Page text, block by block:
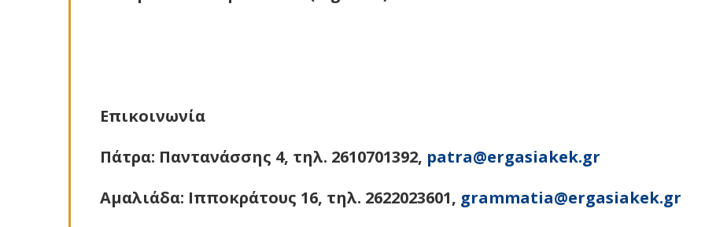
Επικοινωνία
Πάτρα: Παντανάσσης 4, τηλ. 2610701392, patra@ergasiakek.gr
Αμαλιάδα: Ιπποκράτους 16, τηλ. 2622023601, grammatia@ergasiakek.gr